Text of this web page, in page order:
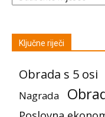
Ključne riječi
Obrada s 5 osi
Nagrada